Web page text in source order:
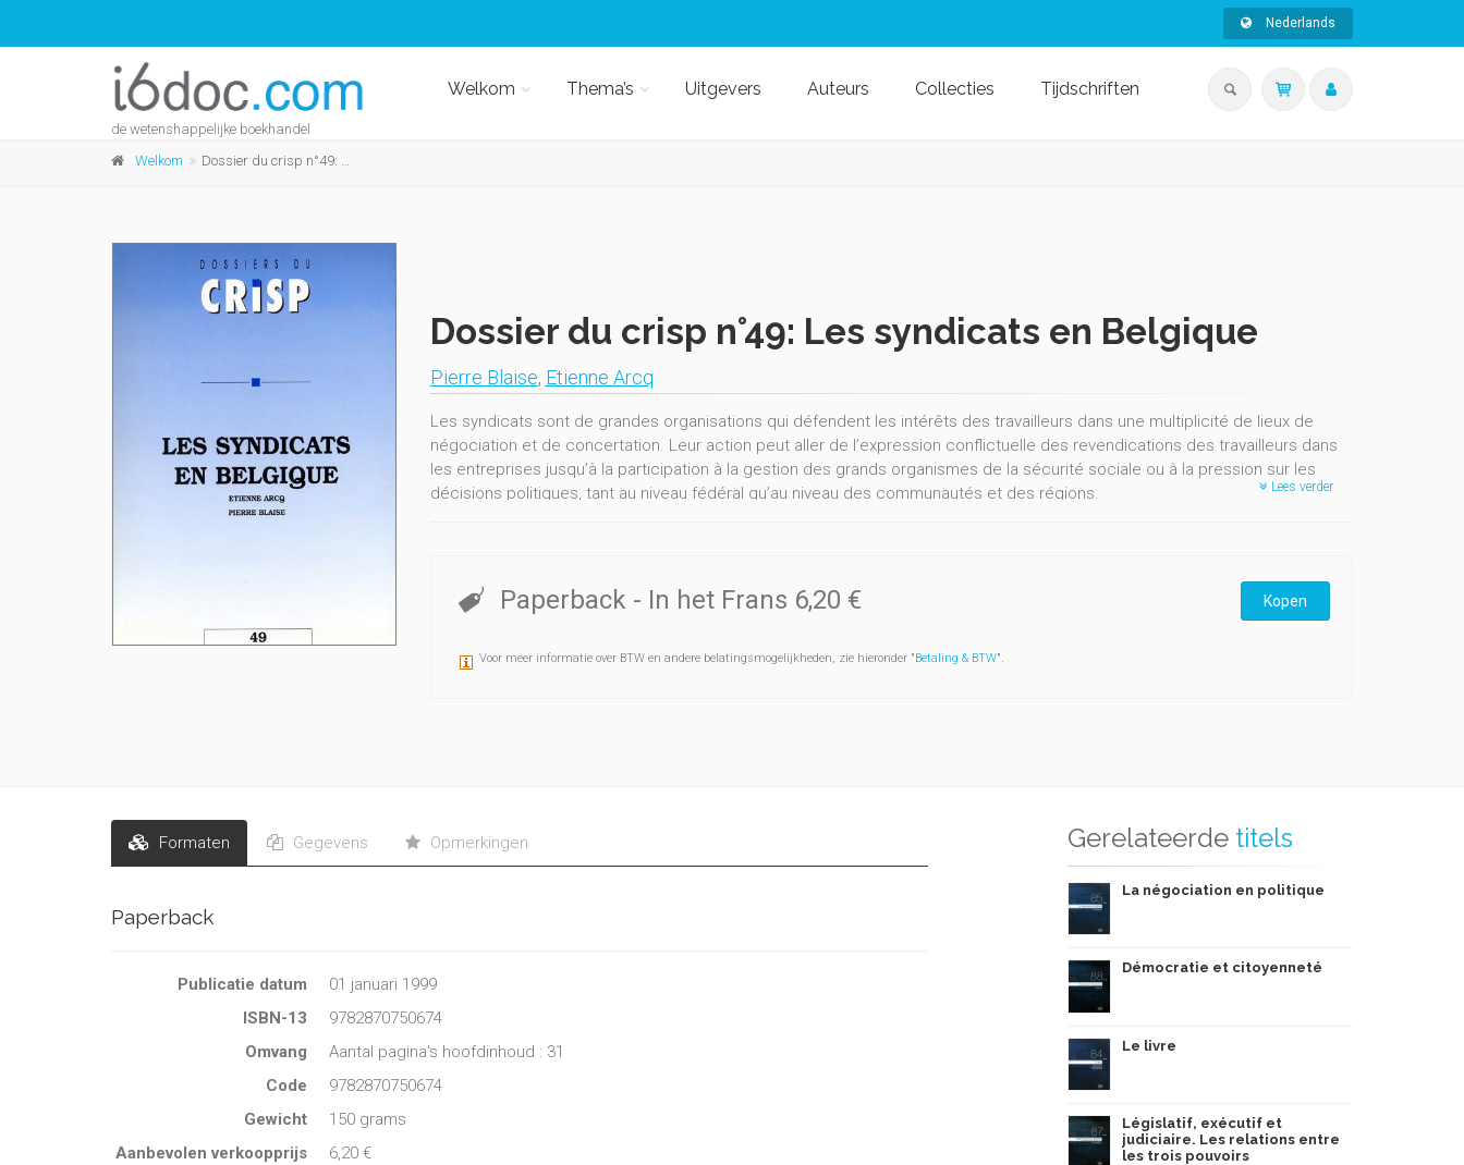
Nederlands
de wetenshappelijke boekhandel
Welkom Thema’s Uitgevers Auteurs Collecties Tijdschriften
Welkom Dossier du crisp n°49: Les syndicats en Belgique
Dossier du crisp n°49: Les syndicats en Belgique
Pierre Blaise, Etienne Arcq
Les syndicats sont de grandes organisations qui défendent les intérêts des travailleurs dans une multiplicité de lieux de
négociation et de concertation. Leur action peut aller de l’expression conflictuelle des revendications des travailleurs dans
les entreprises jusqu’à la participation à la gestion des grands organismes de la sécurité sociale ou à la pression sur les
décisions politiques, tant au niveau fédéral qu’au niveau des communautés et des régions.
reconnaître comme représentatives pour de nombreux aspects de la vie économique et sociale.
Lees verder
Paperback - In het Frans 6,20 € Kopen
Voor meer informatie over BTW en andere belatingsmogelijkheden, zie hieronder "Betaling & BTW".
Formaten Gegevens Opmerkingen
Paperback
Publicatie datum
01 januari 1999
ISBN-13
9782870750674
Omvang
Aantal pagina's hoofdinhoud : 31
Code
9782870750674
Gewicht
150 grams
Aanbevolen verkoopprijs
6,20 €
Gerelateerde titels
La négociation en politique
Démocratie et citoyenneté
Le livre
Législatif, exécutif et
judiciaire. Les relations entre
les trois pouvoirs